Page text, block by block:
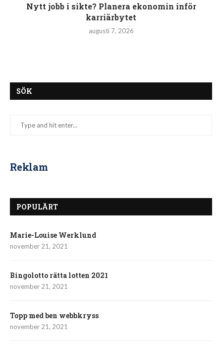
Nytt jobb i sikte? Planera ekonomin inför
karriärbytet
augusti 7, 2026
SÖK
Reklam
POPULÄRT
Marie-Louise Werklund
november 21, 2021
Bingolotto rätta lotten 2021
november 21, 2021
Topp med ben webbkryss
november 21, 2021